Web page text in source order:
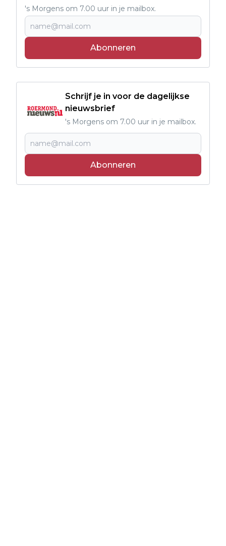
's Morgens om 7.00 uur in je mailbox.
Abonneren
Schrijf je in voor de dagelijkse
nieuwsbrief
's Morgens om 7.00 uur in je mailbox.
Abonneren